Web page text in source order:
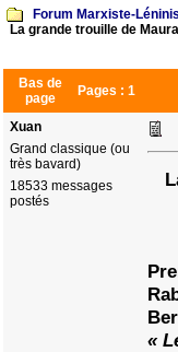
Forum Marxiste-
La grande trouille de
Bas de
page
Pages : 1
Xuan
Grand classique (ou
très bavard)
18533 messages
postés
«